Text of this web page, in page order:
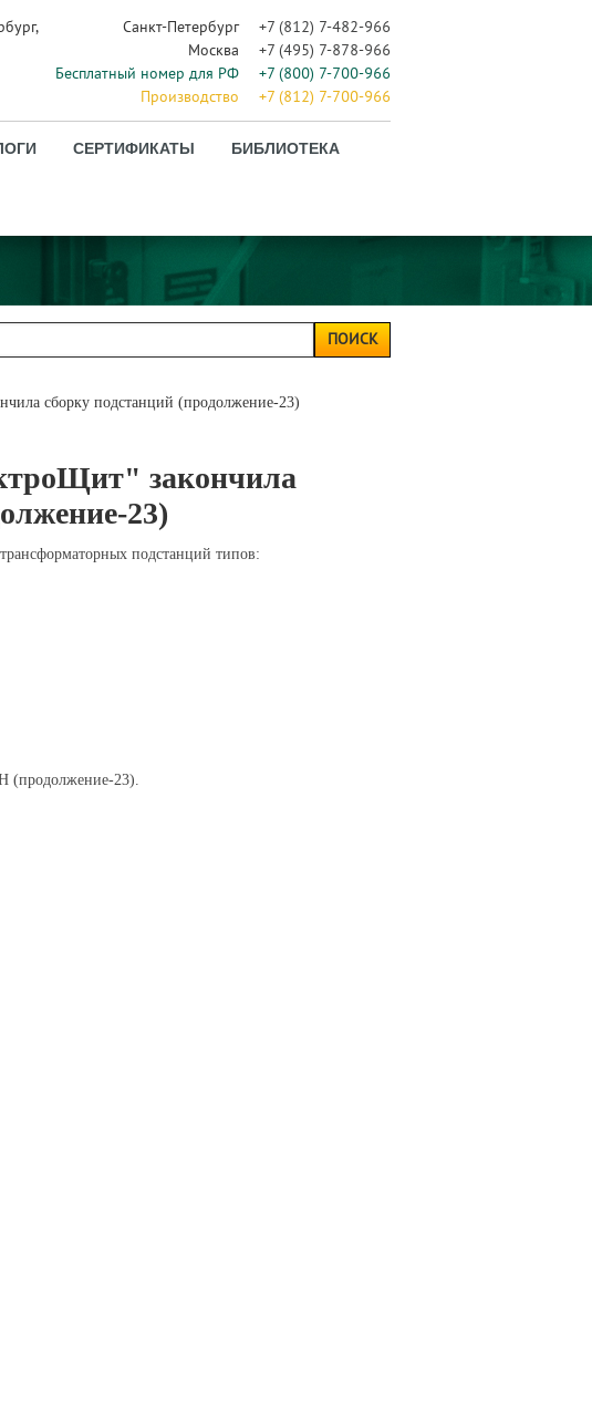
Санкт-Петербург
Москва
Бесплатный номер для РФ
Производство
+7 (812) 7-482-966
+7 (495) 7-878-966
+7 (800) 7-700-966
+7 (812) 7-700-966
СЕРТИФИКАТЫ БИБЛИОТЕКА
ПОИСК
сборку подстанций (продолжение-23)
закончила
23)
подстанций типов:
23).